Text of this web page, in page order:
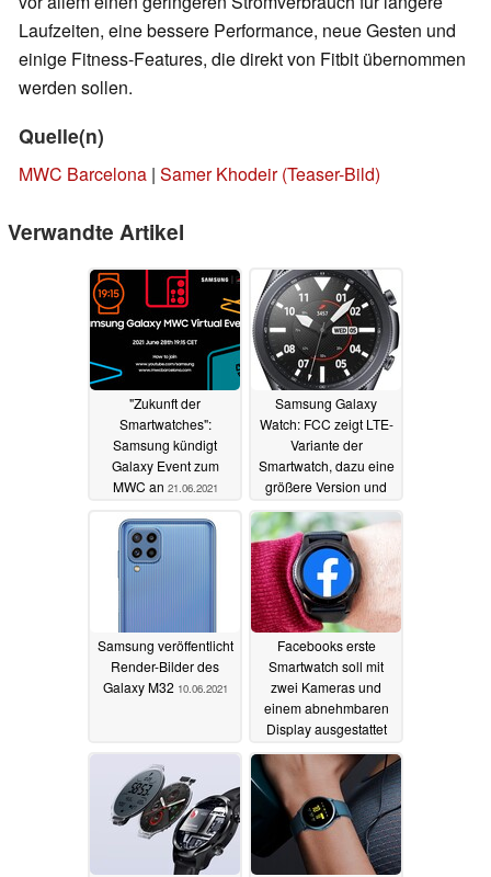
Laufzeiten, eine bessere Performance, neue Gesten und
einige Fitness-Features, die direkt von Fitbit übernommen
werden sollen.
Quelle(n)
MWC Barcelona | Samer Khodeir (Teaser-Bild)
Verwandte Artikel
"Zukunft der
Smartwatches":
Samsung kündigt
Galaxy Event zum
MWC an 21.06.2021
Samsung Galaxy
Watch: FCC zeigt LTE-
Variante der
Smartwatch, dazu eine
größere Version und
Galaxy Watch Active 4
15.06.2021
Samsung veröffentlicht
Render-Bilder des
Galaxy M32 10.06.2021
Facebooks erste
Smartwatch soll mit
zwei Kameras und
einem abnehmbaren
Display ausgestattet
sein09.06.2021